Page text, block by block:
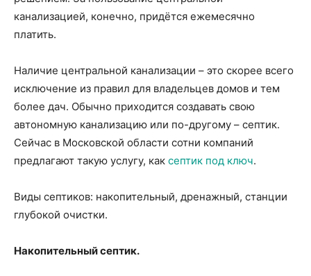
канализацией, конечно, придётся ежемесячно
платить.
Наличие центральной канализации – это скорее всего
исключение из правил для владельцев домов и тем
более дач. Обычно приходится создавать свою
автономную канализацию или по-другому – септик.
Сейчас в Московской области сотни компаний
предлагают такую услугу, как септик под ключ.
Виды септиков: накопительный, дренажный, станции
глубокой очистки.
Накопительный септик.